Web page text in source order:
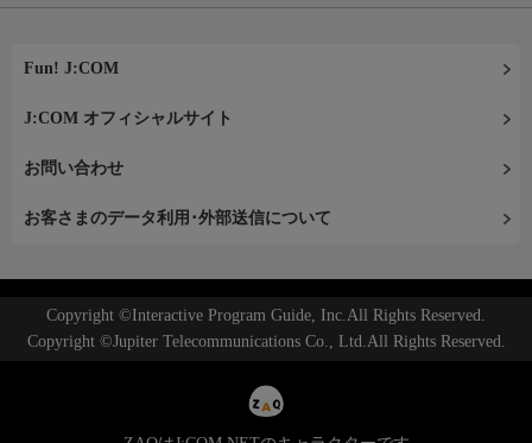
Fun! J:COM
J:COM オフィシャルサイト
お問い合わせ
お客さまのデータ利用･外部送信について
Copyright ©Interactive Program Guide, Inc.All Rights Reserved.
Copyright ©Jupiter Telecommunications Co., Ltd.All Rights Reserved.